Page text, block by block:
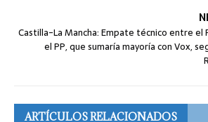
Castilla-La Mancha: Empate técnico entre el
el PP, que sumaría mayoría con Vox,
ARTÍCULOS RELACIONADOS